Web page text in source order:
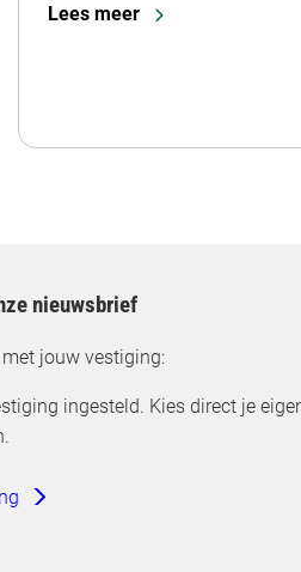
Lees meer
nieuwsbrief
jouw vestiging:
ingesteld. Kies direct je